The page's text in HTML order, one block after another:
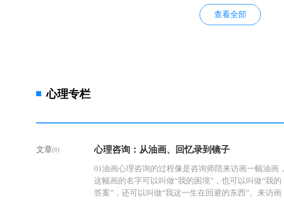
查看全部
心理专栏
文章(6) 心理咨询：从油画、回忆录到镜子
01油画心理咨询的过程像是咨询师陪来访画一幅油画，
这幅画的名字可以叫做“我的困境”，也可以叫做“我的
答案”，还可以叫做“我这一生在回避的东西”。来访画